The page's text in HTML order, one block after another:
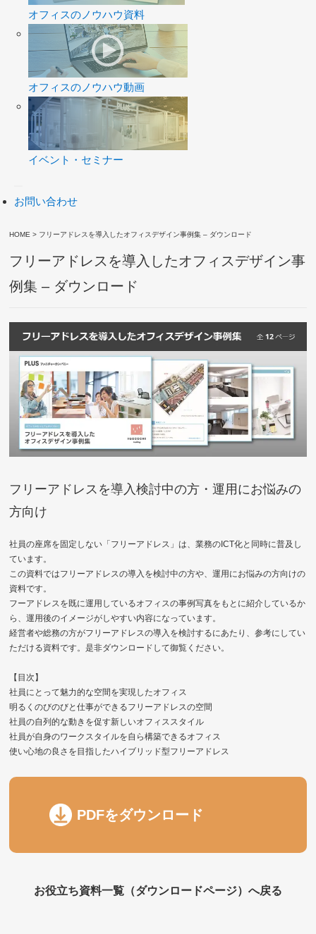
オフィスのノウハウ資料
オフィスのノウハウ動画
イベント・セミナー
お問い合わせ
HOME > フリーアドレスを導入したオフィスデザイン事例集 – ダウンロード
フリーアドレスを導入したオフィスデザイン事
例集 – ダウンロード
フリーアドレスを導入検討中の方・運用にお悩みの
方向け
社員の座席を固定しない「フリーアドレス」は、業務のICT化と同時に普及し
ています。
この資料ではフリーアドレスの導入を検討中の方や、運用にお悩みの方向けの
資料です。
フーアドレスを既に運用しているオフィスの事例写真をもとに紹介しているか
ら、運用後のイメージがしやすい内容になっています。
経営者や総務の方がフリーアドレスの導入を検討するにあたり、参考にしてい
ただける資料です。是非ダウンロードして御覧ください。
【目次】
社員にとって魅力的な空間を実現したオフィス
明るくのびのびと仕事ができるフリーアドレスの空間
社員の自列的な動きを促す新しいオフィススタイル
社員が自身のワークスタイルを自ら構築できるオフィス
使い心地の良さを目指したハイブリッド型フリーアドレス
PDFをダウンロード
お役立ち資料一覧（ダウンロードページ）へ戻る